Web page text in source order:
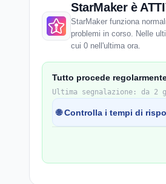
StarMaker è
StarMaker funziona
problemi in corso. Nelle
cui 0 nell'ultima ora.
Tutto procede
Ultima segnalazione: da 2
🌐 Controlla i tempi di